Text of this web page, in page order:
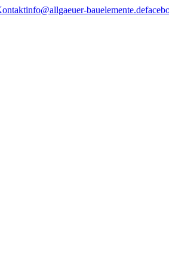
info@allgaeuer-bauelemente.de